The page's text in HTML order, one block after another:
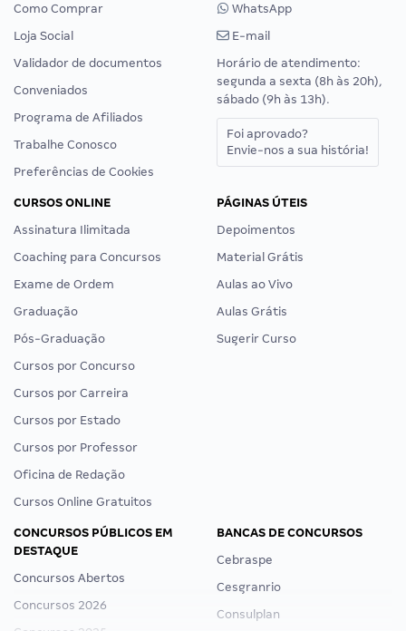
Como Comprar
Loja Social
Validador de documentos
Conveniados
Programa de Afiliados
Trabalhe Conosco
Preferências de Cookies
WhatsApp
E-mail
Horário de atendimento:
segunda a sexta (8h às 20h),
sábado (9h às 13h).
Foi aprovado?
Envie-nos a sua história!
CURSOS ONLINE
Assinatura Ilimitada
Coaching para Concursos
Exame de Ordem
Graduação
Pós-Graduação
Cursos por Concurso
Cursos por Carreira
Cursos por Estado
Cursos por Professor
Oficina de Redação
Cursos Online Gratuitos
PÁGINAS ÚTEIS
Depoimentos
Material Grátis
Aulas ao Vivo
Aulas Grátis
Sugerir Curso
CONCURSOS PÚBLICOS EM
DESTAQUE
Concursos Abertos
Concursos 2026
BANCAS DE CONCURSOS
Cebraspe
Cesgranrio
Consulplan